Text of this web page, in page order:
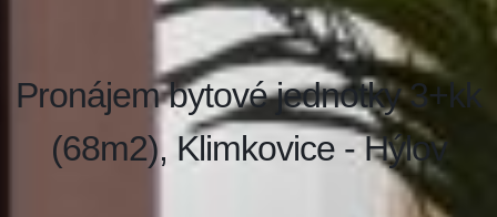
Pronájem bytové jednotky 3+kk
(68m2), Klimkovice - Hýlov